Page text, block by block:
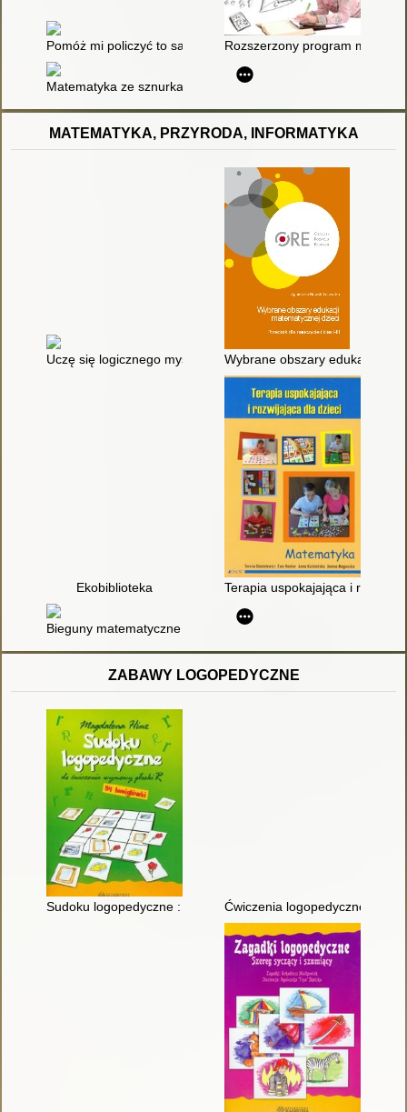
Pomóż mi policzyć to samemu : matematyka w ujęciu Marii
Rozszerzony program
Matematyka ze sznurka i guzika : zabawy w liczenie,
MATEMATYKA, PRZYRODA, INFORMATYKA
Uczę się logicznego myślenia : 6-8 latWybrane obszary edukacji
Ekobiblioteka Terapia uspokajająca i
Bieguny matematyczne : testy z matematyki zgodne z
ZABAWY LOGOPEDYCZNE
Sudoku logopedyczne : do ćwiczenia wymowy głoski R
Ćwiczenia logopedyczne dla